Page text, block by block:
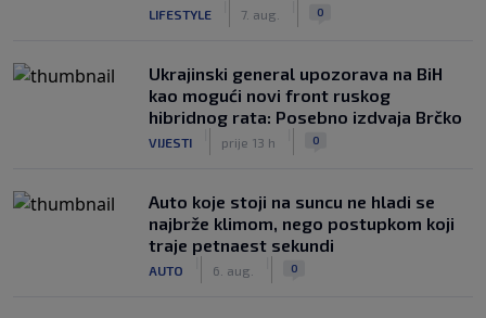
LIFESTYLE 7. aug. 0
Ukrajinski general upozorava na BiH
kao mogući novi front ruskog
hibridnog rata: Posebno izdvaja Brčko
VIJESTI prije 13 h 0
Auto koje stoji na suncu ne hladi se
najbrže klimom, nego postupkom koji
traje petnaest sekundi
AUTO 6. aug. 0